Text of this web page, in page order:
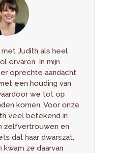
Judith als heel
ervaren. In mijn
oprechte aandacht
een houding van
we tot op
komen. Voor onze
veel betekend in
zelfvertrouwen en
dat haar dwarszat.
ze daarvan